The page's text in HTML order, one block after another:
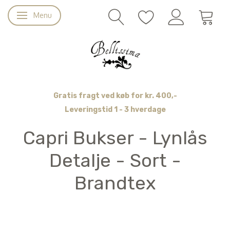
Skifte navigation
Menu
Gratis fragt ved køb for kr. 400,-
Leveringstid 1 - 3 hverdage
Capri Bukser - Lynlås
Detalje - Sort -
Brandtex